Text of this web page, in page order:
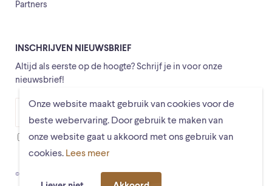
Onze website maakt gebruik van cookies voor de
beste webervaring. Door gebruik te maken van
onze website gaat u akkoord met ons gebruik van
cookies. Lees meer
Partners
INSCHRIJVEN NIEUWSBRIEF
Altijd als eerste op de hoogte? Schrijf je in voor onze
nieuwsbrief!
Ik ga ermee akkoord dat mijn gegevens worden opgeslagen
© Schiermonnikoogfestival 2026 Voorwaarden